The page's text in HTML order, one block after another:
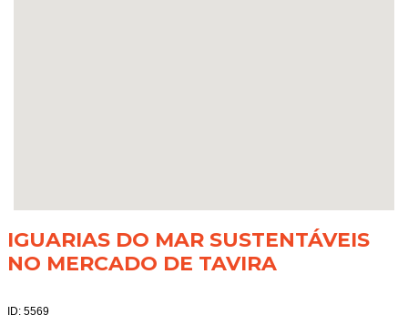
IGUARIAS DO MAR SUSTENTÁVEIS
NO MERCADO DE TAVIRA
ID: 5569